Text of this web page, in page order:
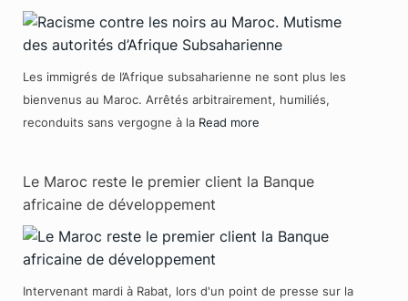
Les immigrés de l’Afrique subsaharienne ne sont plus les
bienvenus au Maroc. Arrêtés arbitrairement, humiliés,
reconduits sans vergogne à la Read more
Le Maroc reste le premier client la Banque
africaine de développement
Intervenant mardi à Rabat, lors d'un point de presse sur la